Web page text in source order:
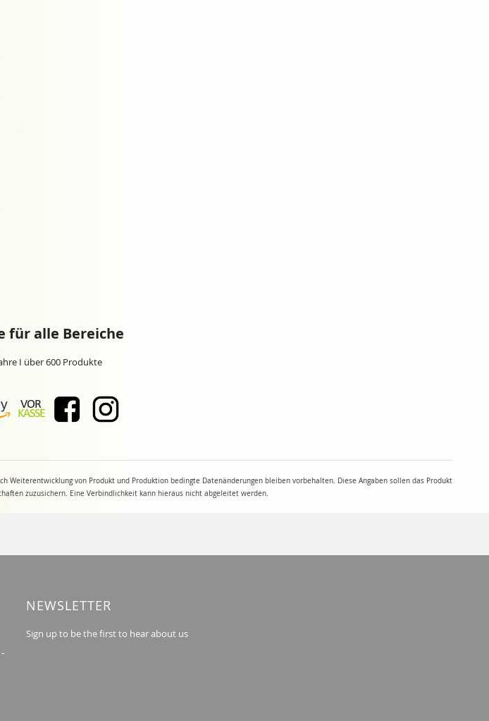
für alle Bereiche
I über 600 Produkte
von Produkt und Produktion bedingte Datenänderungen bleiben vorbehalten. Diese Angaben sollen das Produkt
zuzusichern. Eine Verbindlichkeit kann hieraus nicht abgeleitet werden.
NEWSLETTER
Sign up to be the first to hear about us